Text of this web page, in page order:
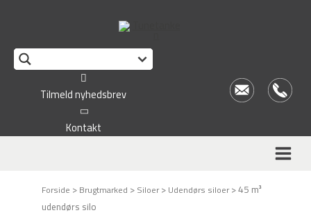
Tilmeld nyhedsbrev
Kontakt
Forside > Brugtmarked > Siloer> Udendørs siloer>45 m³
udendørs silo
This form is temporarily unavailable.